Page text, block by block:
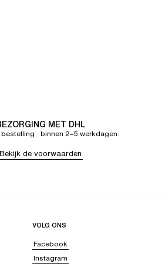
MET DHL
bestelling binnen 2–5 werkdagen.
Bekijk de voorwaarden
VOLG ONS
Facebook
Instagram